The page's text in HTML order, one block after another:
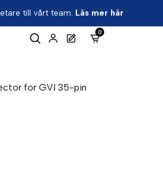
till vårt team. Läs mer här
0
for GVI 35-pin